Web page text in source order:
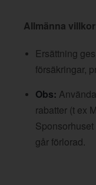
Allmänna villkor
Ersättning
försäkringar,
Obs:
rabatter (t ex
går förlorad.